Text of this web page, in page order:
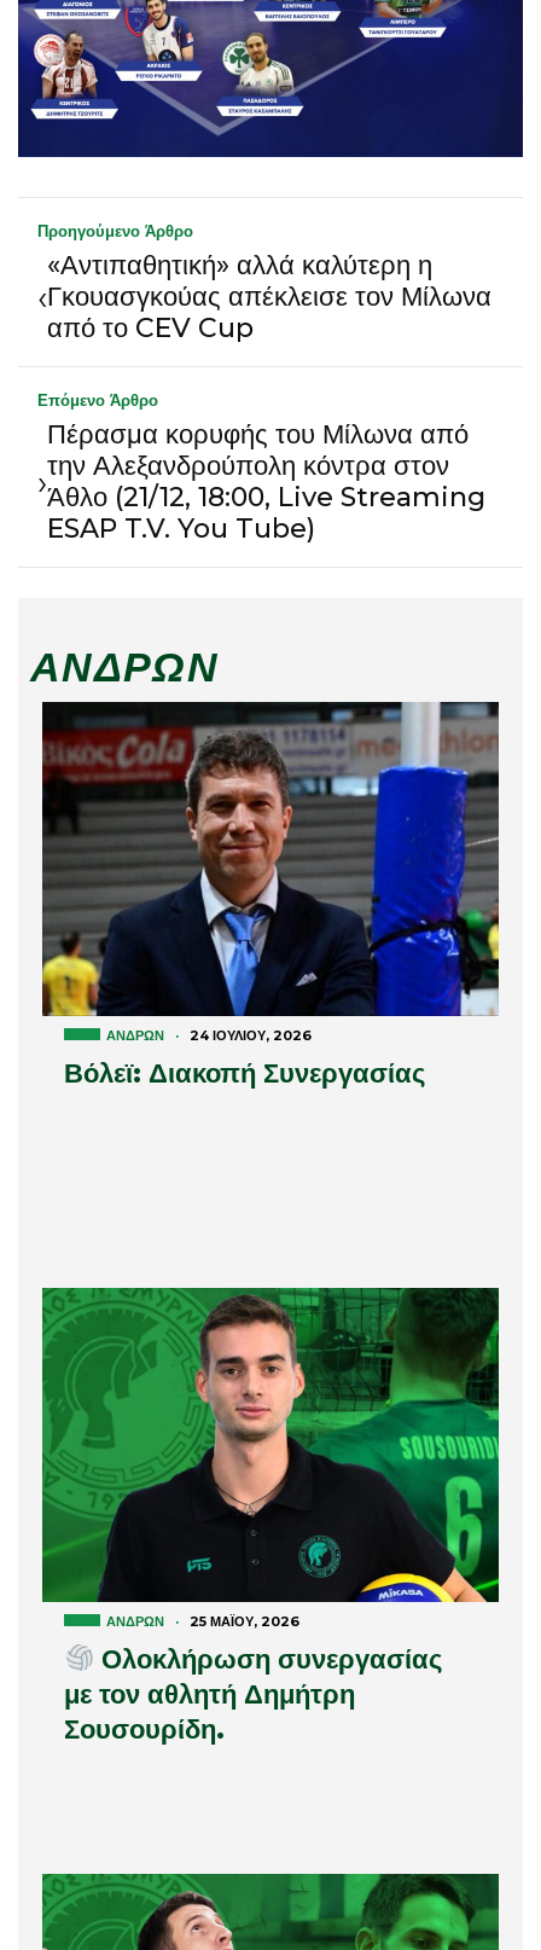
Προηγούμενο Άρθρο
‹
«Αντιπαθητική» αλλά καλύτερη η
Γκουασγκούας απέκλεισε τον Μίλωνα
από το CEV Cup
Επόμενο Άρθρο
›
Πέρασμα κορυφής του Μίλωνα από
την Αλεξανδρούπολη κόντρα στον
Άθλο (21/12, 18:00, Live Streaming
ESAP T.V. You Tube)
ΑΝΔΡΏΝ
ΑΝΔΡΏΝ · 24 ΙΟΥΛΊΟΥ, 2026
Βόλεϊ: Διακοπή Συνεργασίας
ΑΝΔΡΏΝ · 25 ΜΑΪ́ΟΥ, 2026
Ολοκλήρωση συνεργασίας
με τον αθλητή Δημήτρη
Σουσουρίδη.